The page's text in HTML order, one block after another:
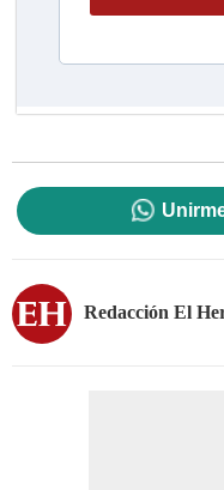
Redacción El